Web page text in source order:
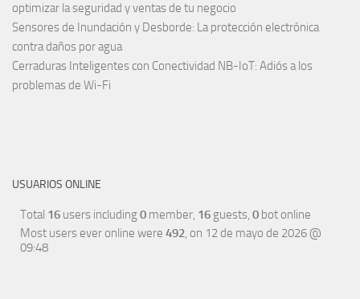
optimizar la seguridad y ventas de tu negocio
Sensores de Inundación y Desborde: La protección electrónica
contra daños por agua
Cerraduras Inteligentes con Conectividad NB-IoT: Adiós a los
problemas de Wi-Fi
USUARIOS ONLINE
Total 16 users including0 member, 16 guests, 0 bot online
Most users ever online were 492, on 12 de mayo de 2026 @
09:48